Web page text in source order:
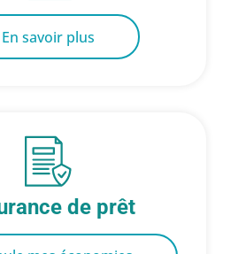
En savoir plus
de prêt